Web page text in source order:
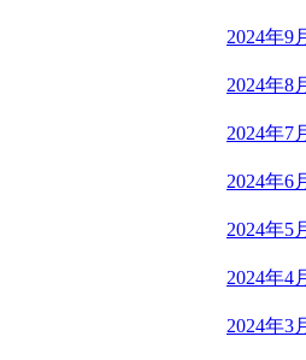
2024年9
2024年8
2024年7
2024年6
2024年5
2024年4
2024年3